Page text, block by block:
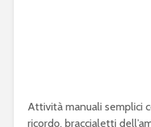
Attività manuali semplici
ricordo, braccialetti